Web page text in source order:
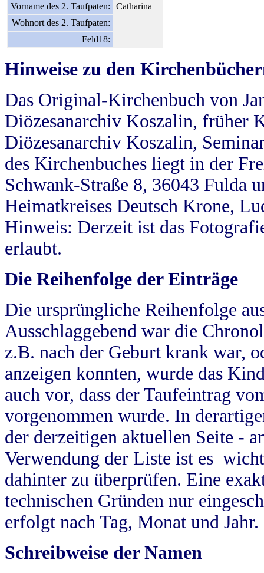
Vorname des 2. Taufpaten:
Catharina
Wohnort des 2. Taufpaten:
Feld18:
Hinweise zu den
Das Original-Kirchenbuch von
Diözesanarchiv Koszalin, früher
Diözesanarchiv Koszalin,
des Kirchenbuches liegt in der
Schwank-Straße 8, 36043 Fulda
Heimatkreises Deutsch Krone,
Hinweis: Derzeit ist das
erlaubt.
Die Reihenfolge der Einträge
Die ursprüngliche Reihenfolge
Ausschlaggebend war die
z.B. nach der Geburt krank war,
anzeigen konnten, wurde das
auch vor, dass der Taufeintrag
vorgenommen wurde. In
der derzeitigen aktuellen Seite -
Verwendung der Liste ist es
dahinter zu überprüfen. Eine
technischen Gründen nur
erfolgt nach Tag, Monat und Jahr.
Schreibweise der Namen